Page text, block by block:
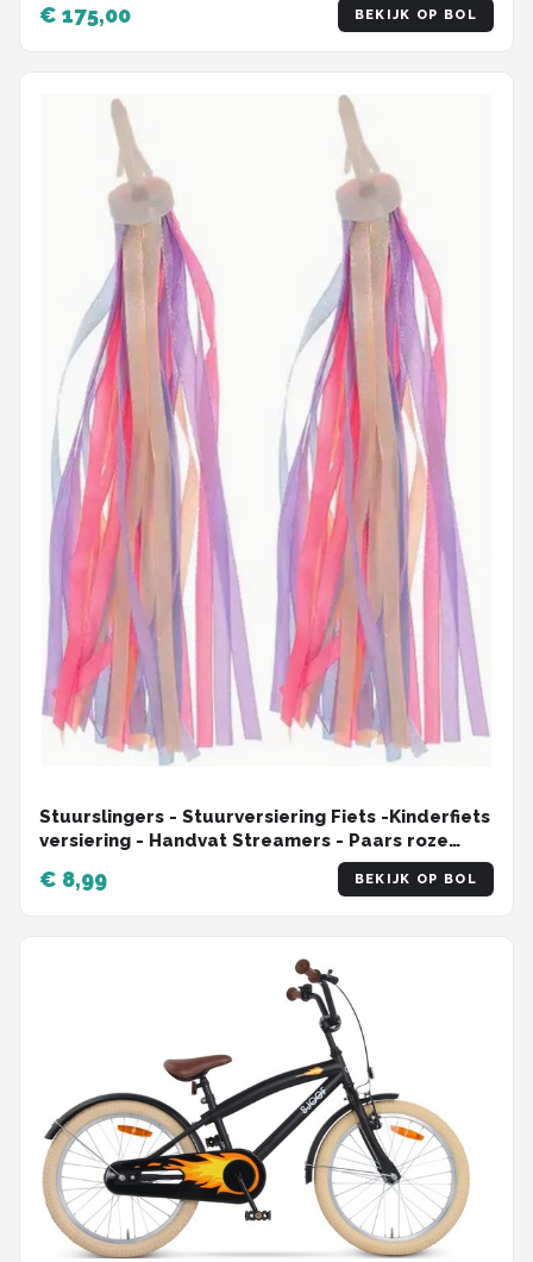
€ 175,00 BEKIJK OP BOL
Stuurslingers - Stuurversiering Fiets -Kinderfiets
versiering - Handvat Streamers - Paars roze
€ 8,99 BEKIJK OP BOL